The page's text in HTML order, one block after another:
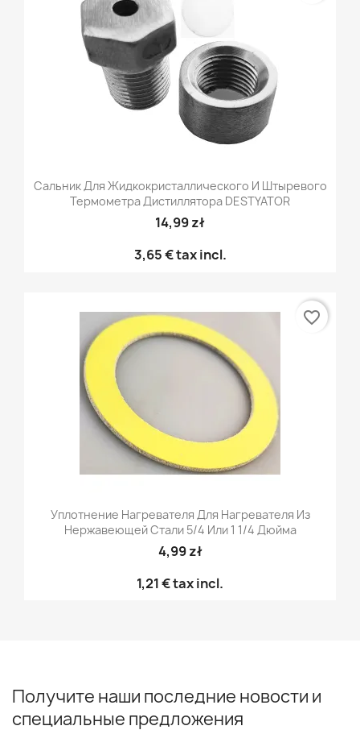
Сальник Для Жидкокристаллического И Штыревого
Термометра Дистиллятора DESTYATOR
14,99 zł
3,65 €tax incl.
Уплотнение Нагревателя Для Нагревателя Из
Нержавеющей Стали 5/4 Или 1 1/4 Дюйма
4,99 zł
1,21 €tax incl.
favorite_border
Получите наши последние новости и
специальные предложения